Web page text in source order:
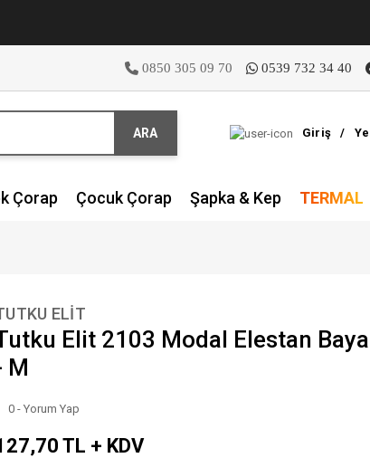
0850 305 09 70 0539 732 34 40
ARA Giriş /
Çorap Çocuk Çorap Şapka & Kep TERMAL
ELIT
Elit 2103 Modal Elestan
M
0 - Yorum Yap
TL + KDV